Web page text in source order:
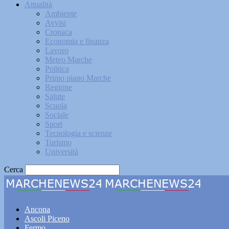
Attualità
Ambiente
Avvisi
Cronaca
Economia e finanza
Lavoro
Meteo Marche
Politica
Primo piano Marche
Regione
Salute
Scuola
Sociale
Sport
Tecnologia e scienze
Turismo
Università
Cerca
Ancona
Ascoli Piceno